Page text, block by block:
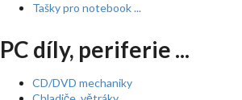
Tašky pro notebook ...
PC díly, periferie ...
CD/DVD mechaniky